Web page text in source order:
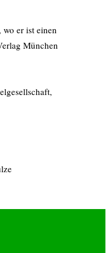
er ist einen
München